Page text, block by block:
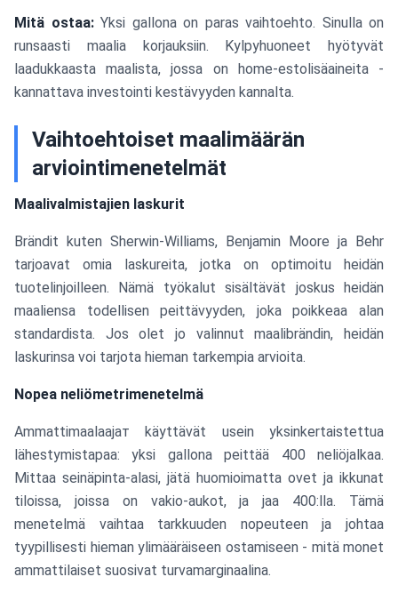
Mitä ostaa:Yksi gallona on paras vaihtoehto. Sinulla on
runsaasti maalia korjauksiin. Kylpyhuoneet hyötyvät
laadukkaasta maalista, jossa on home-estolisäaineita -
kannattava investointi kestävyyden kannalta.
Vaihtoehtoiset maalimäärän
arviointimenetelmät
Maalivalmistajien laskurit
Brändit kuten Sherwin-Williams, Benjamin Moore ja Behr
tarjoavat omia laskureita, jotka on optimoitu heidän
tuotelinjoilleen. Nämä työkalut sisältävät joskus heidän
maaliensa todellisen peittävyyden, joka poikkeaa alan
standardista. Jos olet jo valinnut maalibrändin, heidän
laskurinsа voi tarjota hieman tarkempia arvioita.
Nopea neliömetrimenetelmä
Ammattimaalaajaт käyttävät usein yksinkertaistettua
lähestymistapaa: yksi gallona peittää 400 neliöjalkaa.
Mittaa seinäpinta-alasi, jätä huomioimatta ovet ja ikkunat
tiloissa, joissa on vakio-aukot, ja jaa 400:lla. Tämä
menetelmä vaihtaa tarkkuuden nopeuteen ja johtaa
tyypillisesti hieman ylimääräiseen ostamiseen - mitä monet
ammattilaiset suosivat turvamarginaalina.